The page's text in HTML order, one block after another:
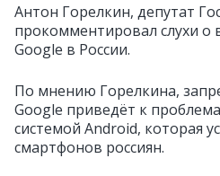
Антон Горелкин, депутат
прокомментировал слухи
Google в России.
По мнению Горелкина,
Google приведёт к
системой Android, которая
смартфонов россиян.